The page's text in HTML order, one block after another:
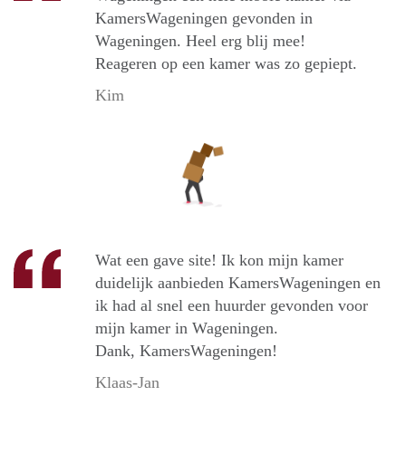
KamersWageningen gevonden in
Wageningen. Heel erg blij mee!
Reageren op een kamer was zo gepiept.
Kim
Wat een gave site! Ik kon mijn kamer
duidelijk aanbieden KamersWageningen en
ik had al snel een huurder gevonden voor
mijn kamer in Wageningen.
Dank, KamersWageningen!
Klaas-Jan